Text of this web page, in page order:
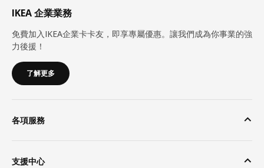
IKEA 企業業務
免費加入IKEA企業卡卡友，即享專屬優惠。讓我們成為你事業的強
力後援！
了解更多
各項服務
支援中心